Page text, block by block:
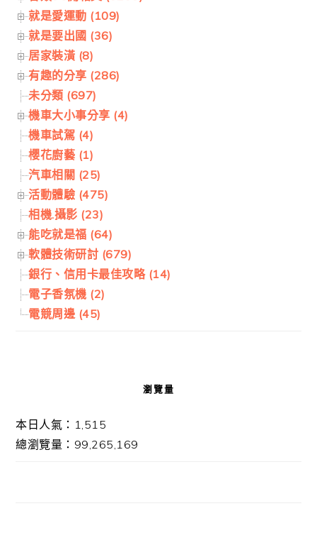
就是愛運動 (109)
就是要出國 (36)
居家裝潢 (8)
有趣的分享 (286)
未分類 (697)
機車大小事分享 (4)
機車試駕 (4)
櫻花廚藝 (1)
汽車相關 (25)
活動體驗 (475)
相機.攝影 (23)
能吃就是福 (64)
軟體技術研討 (679)
銀行、信用卡最佳攻略 (14)
電子香氛機 (2)
電競周邊 (45)
瀏覽量
本日人氣：1,515
總瀏覽量：99,265,169